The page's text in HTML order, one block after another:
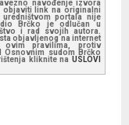
navođenje izvora
objaviti link na originalni
portala nije
Brčko je odlučan u
i rad svojih autora.
objavljenog na internet
ovim pravilima, protiv
Osnovnim sudom Brčko
kliknite na USLOVI